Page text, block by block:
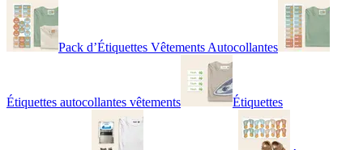
Pack d’Étiquettes Vêtements Autocollantes
Étiquettes autocollantes vêtements Étiquettes